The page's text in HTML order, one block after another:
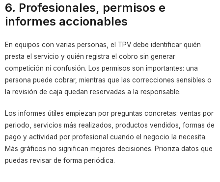
6. Profesionales, permisos e
informes accionables
En equipos con varias personas, el TPV debe identificar quién
presta el servicio y quién registra el cobro sin generar
competición ni confusión. Los permisos son importantes: una
persona puede cobrar, mientras que las correcciones sensibles o
la revisión de caja quedan reservadas a la responsable.
Los informes útiles empiezan por preguntas concretas: ventas por
periodo, servicios más realizados, productos vendidos, formas de
pago y actividad por profesional cuando el negocio la necesita.
Más gráficos no significan mejores decisiones. Prioriza datos que
puedas revisar de forma periódica.